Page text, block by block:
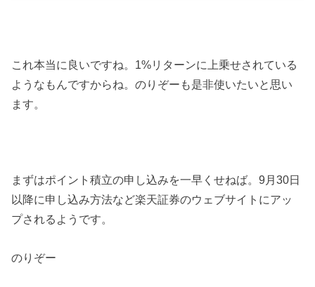
これ本当に良いですね。1%リターンに上乗せされている
ようなもんですからね。のりぞーも是非使いたいと思い
ます。
まずはポイント積立の申し込みを一早くせねば。9月30日
以降に申し込み方法など楽天証券のウェブサイトにアッ
プされるようです。
のりぞー